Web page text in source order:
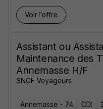
Voir l’offre
Assistant ou
Maintenance des
Annemasse H/F
SNCF Voyageurs
Annemasse - 74 CDI